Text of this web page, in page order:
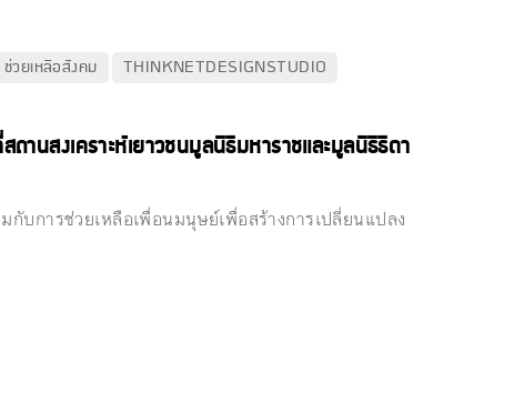
ช่วยเหลือสังคม THINKNETDESIGNSTUDIO
านสงเคราะห์เยาวชนมูลนิธิมหาราชและมูลนิธิธิดา
บการช่วยเหลือเพื่อนมนุษย์เพื่อสร้างการเปลี่ยนแปลง